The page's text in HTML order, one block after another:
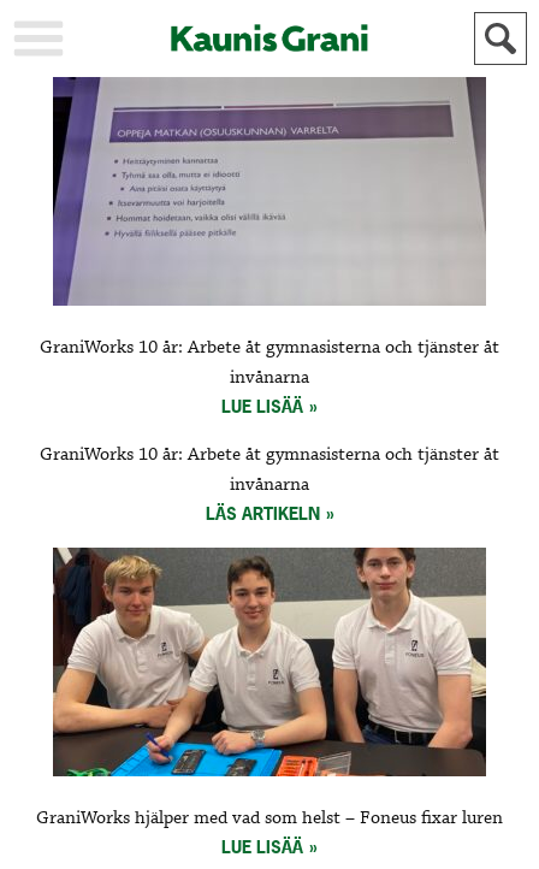
KAUPUNKI
STADEN
AJANKOHTAISTA
AKTUELLT
URHEILU
IDROTT
KULTTUURI
KULTUR
HISTORIA
YLEINEN
MAINOSTAJILLE
FÖR
ANNONSÖRER
GraniWorks 10 år: Arbete åt gymnasisterna och tjänster åt
invånarna
LUE LISÄÄ
GraniWorks 10 år: Arbete åt gymnasisterna och tjänster åt
invånarna
LÄS ARTIKELN
GraniWorks hjälper med vad som helst – Foneus fixar luren
LUE LISÄÄ